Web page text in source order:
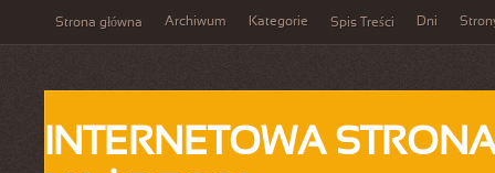
Strona główna Archiwum Kategorie Spis Treści Dni
INTERNETOWA